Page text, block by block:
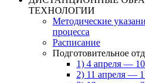
ТЕХНОЛОГИИ
Методические
процесса
Расписание
Подготовительное
1) 4 апреля —
2) 11 апреля —